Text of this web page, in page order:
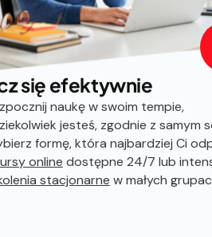
się efektywnie
naukę w swoim tempie,
jesteś, zgodnie z samym
formę, która najbardziej Ci
online dostępne 24/7 lub
stacjonarne w małych